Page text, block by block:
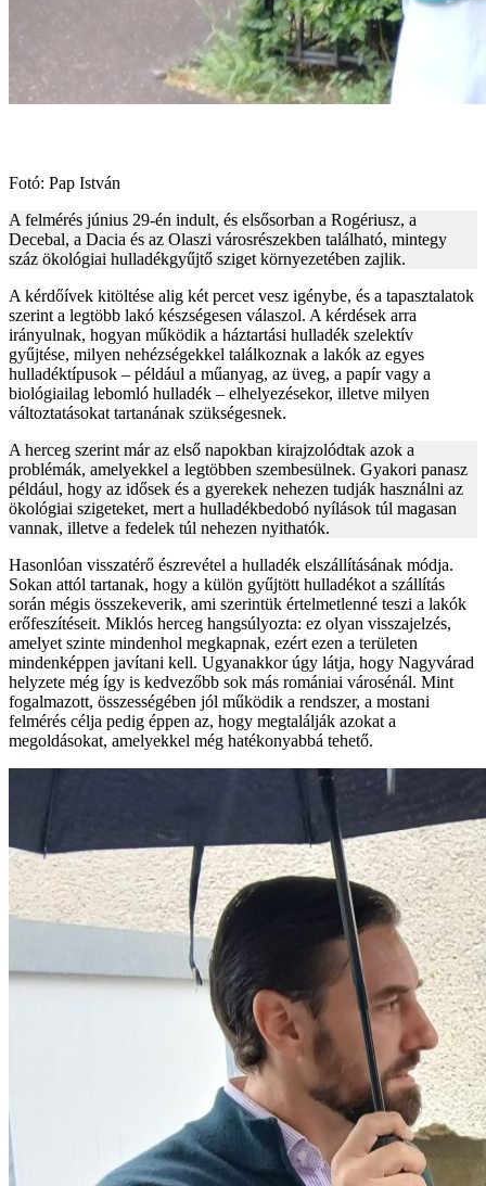
Fotó: Pap István
A felmérés június 29-én indult, és elsősorban a Rogériusz, a
Decebal, a Dacia és az Olaszi városrészekben található, mintegy
száz ökológiai hulladékgyűjtő sziget környezetében zajlik.
A kérdőívek kitöltése alig két percet vesz igénybe, és a tapasztalatok
szerint a legtöbb lakó készségesen válaszol. A kérdések arra
irányulnak, hogyan működik a háztartási hulladék szelektív
gyűjtése, milyen nehézségekkel találkoznak a lakók az egyes
hulladéktípusok – például a műanyag, az üveg, a papír vagy a
biológiailag lebomló hulladék – elhelyezésekor, illetve milyen
változtatásokat tartanának szükségesnek.
A herceg szerint már az első napokban kirajzolódtak azok a
problémák, amelyekkel a legtöbben szembesülnek. Gyakori panasz
például, hogy az idősek és a gyerekek nehezen tudják használni az
ökológiai szigeteket, mert a hulladékbedobó nyílások túl magasan
vannak, illetve a fedelek túl nehezen nyithatók.
Hasonlóan visszatérő észrevétel a hulladék elszállításának módja.
Sokan attól tartanak, hogy a külön gyűjtött hulladékot a szállítás
során mégis összekeverik, ami szerintük értelmetlenné teszi a lakók
erőfeszítéseit. Miklós herceg hangsúlyozta: ez olyan visszajelzés,
amelyet szinte mindenhol megkapnak, ezért ezen a területen
mindenképpen javítani kell. Ugyanakkor úgy látja, hogy Nagyvárad
helyzete még így is kedvezőbb sok más romániai városénál. Mint
fogalmazott, összességében jól működik a rendszer, a mostani
felmérés célja pedig éppen az, hogy megtalálják azokat a
megoldásokat, amelyekkel még hatékonyabbá tehető.